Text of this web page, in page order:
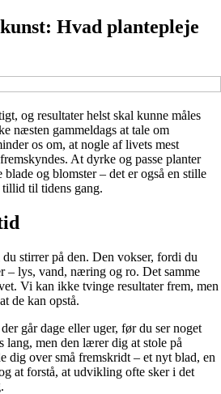
Hvad plantepleje
og resultater helst skal kunne måles
næsten gammeldags at tale om
os om, at nogle af livets mest
At dyrke og passe planter
og blomster – det er også en stille
til tidens gang.
stirrer på den. Den vokser, fordi du
– lys, vand, næring og ro. Det samme
Vi kan ikke tvinge resultater frem, men
de kan opstå.
går dage eller uger, før du ser noget
lang, men den lærer dig at stole på
dig over små fremskridt – et nyt blad, en
at forstå, at udvikling ofte sker i det